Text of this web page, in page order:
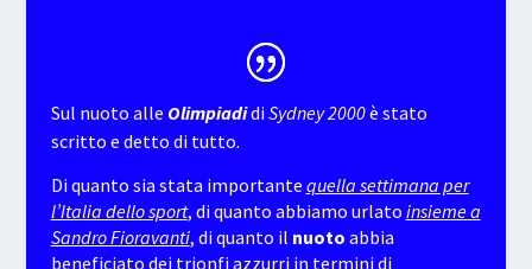
Sul nuoto alle OlimpiadidiSydney 2000è stato
scritto e detto di tutto.
Di quanto sia stata importante quella settimana per
l’Italia dello sport, di quanto abbiamo urlato insieme a
Sandro Fioravanti, di quanto il nuoto abbia
beneficiato dei trionfi azzurri in termini di